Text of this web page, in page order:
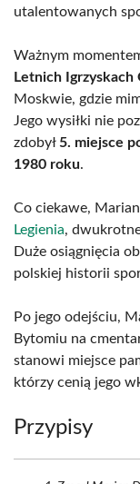
utalentowanych
Ważnym
Letnich
Moskwie, gdzie
Jego wysiłki nie
zdobył 5. miejsce
1980 roku.
Co ciekawe,
Legienia,
Duże osiągnięcia
polskiej historii
Po jego odejściu,
Bytomiu na
stanowi miejsce
którzy cenią jego
Przypisy